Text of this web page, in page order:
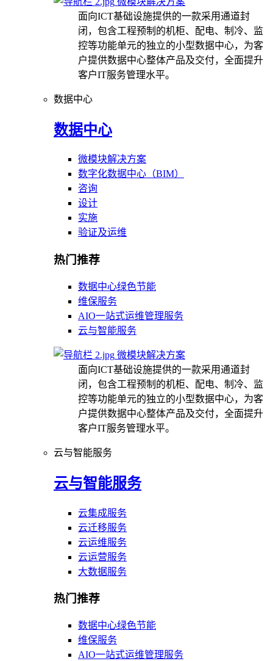
面向ICT基础设施提供的一款采用通道封
闭，包含工程预制的机柜、配电、制冷、监
控等功能单元的独立的小型数据中心，为客
户提供数据中心整体产品及交付，全面提升
客户IT服务管理水平。
数据中心
数据中心
微模块解决方案
数字化数据中心（BIM）
咨询
设计
实施
验证及运维
热门推荐
数据中心绿色节能
维保服务
AIO一站式运维管理服务
云与智能服务
微模块解决方案
面向ICT基础设施提供的一款采用通道封
闭，包含工程预制的机柜、配电、制冷、监
控等功能单元的独立的小型数据中心，为客
户提供数据中心整体产品及交付，全面提升
客户IT服务管理水平。
云与智能服务
云与智能服务
云集成服务
云迁移服务
云运维服务
云运营服务
大数据服务
热门推荐
数据中心绿色节能
维保服务
AIO一站式运维管理服务